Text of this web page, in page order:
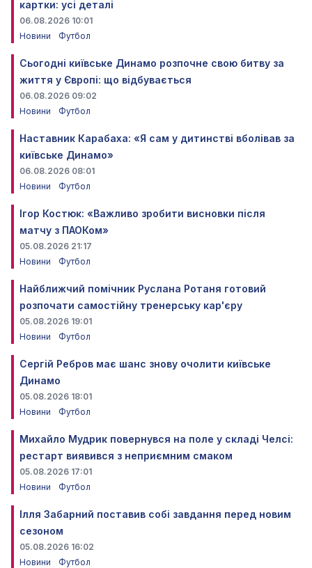
картки: усі деталі
06.08.2026 10:01
Новини
Футбол
Сьогодні київське Динамо розпочне свою битву за
життя у Європі: що відбувається
06.08.2026 09:02
Новини
Футбол
Наставник Карабаха: «Я сам у дитинстві вболівав за
київське Динамо»
06.08.2026 08:01
Новини
Футбол
Ігор Костюк: «Важливо зробити висновки після
матчу з ПАОКом»
05.08.2026 21:17
Новини
Футбол
Найближчий помічник Руслана Ротаня готовий
розпочати самостійну тренерську кар'єру
05.08.2026 19:01
Новини
Футбол
Сергій Ребров має шанс знову очолити київське
Динамо
05.08.2026 18:01
Новини
Футбол
Михайло Мудрик повернувся на поле у складі Челсі:
рестарт виявився з неприємним смаком
05.08.2026 17:01
Новини
Футбол
Ілля Забарний поставив собі завдання перед новим
сезоном
05.08.2026 16:02
Новини
Футбол